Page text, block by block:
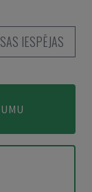
IESPĒJAS